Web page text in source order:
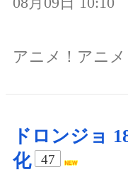
アニメ！アニメ
ドロンジョ
化
47